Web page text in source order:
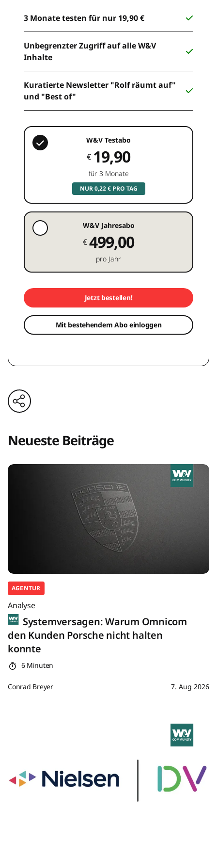
3 Monate testen für nur 19,90 €
Unbegrenzter Zugriff auf alle W&V
Inhalte
Kuratierte Newsletter "Rolf räumt auf"
und "Best of"
W&V Testabo
€ 19,90
für 3 Monate
NUR 0,22 € PRO TAG
W&V Jahresabo
€499,00
pro Jahr
Jetzt bestellen!
Mit bestehendem Abo einloggen
Neueste Beiträge
AGENTUR
Analyse
Systemversagen: Warum Omnicom
den Kunden Porsche nicht halten
konnte
6 Minuten
Conrad Breyer 7. Aug 2026